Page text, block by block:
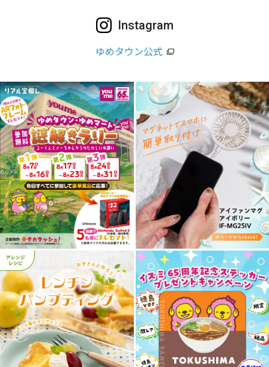
Instagram
ゆめタウン公式